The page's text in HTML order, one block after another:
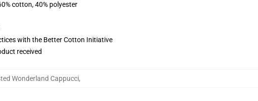
cotton, 40% polyester
with the Better Cotton Initiative
received
Wonderland Cappucci,